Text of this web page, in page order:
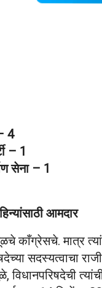
4
– 1
सेना – 1
आमदार
काँग्रेसचे. मात्र
सदस्यत्वाचा
विधानपरिषदेची